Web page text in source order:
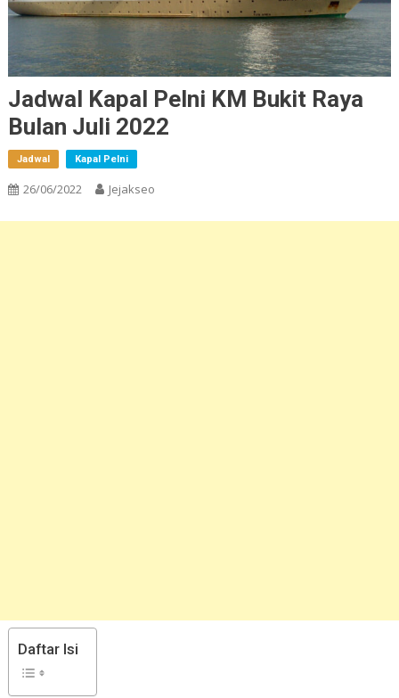
Jadwal Kapal Pelni KM Bukit Raya
Bulan Juli 2022
Jadwal Kapal Pelni
26/06/2022 Jejakseo
Daftar Isi